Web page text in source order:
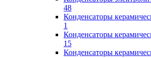
48
Конденсаторы
1
Конденсаторы
15
Конденсаторы